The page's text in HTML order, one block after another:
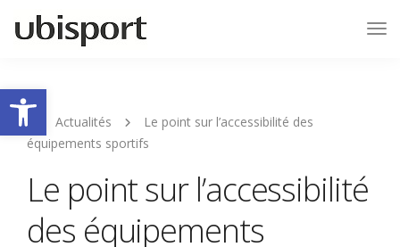
Ouvrir la barre d’outils
Actualités
Le point sur l’accessibilité des
équipements sportifs
Le point sur l’accessibilité
des équipements